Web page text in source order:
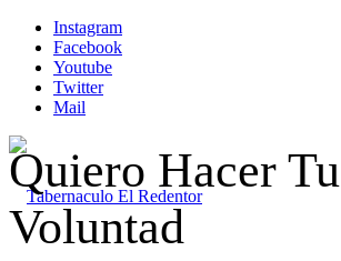
Instagram
Facebook
Youtube
Twitter
Mail
Quiero Hacer Tu
Voluntad